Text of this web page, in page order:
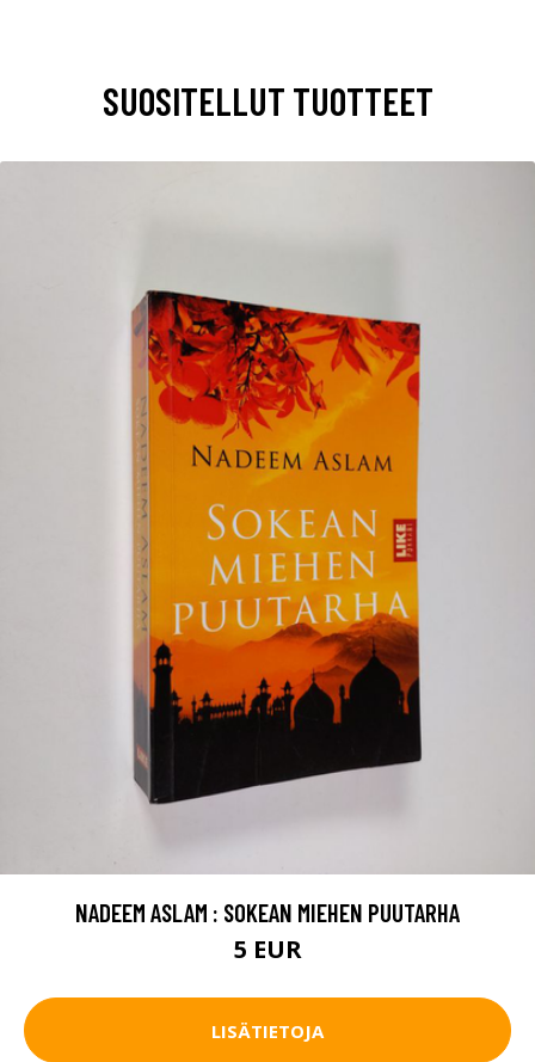
SUOSITELLUT TUOTTEET
NADEEM ASLAM : SOKEAN MIEHEN PUUTARHA
5 EUR
LISÄTIETOJA